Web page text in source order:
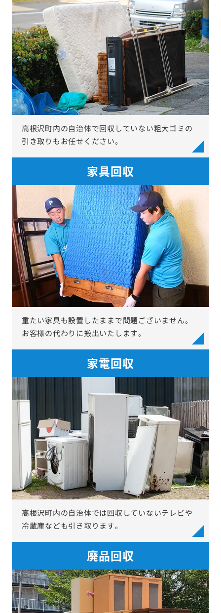
高根沢町内の自治体で回収していない粗大ゴミの
引き取りもお任せください。
家具回収
重たい家具も設置したままで問題ございません。
お客様の代わりに搬出いたします。
家電回収
高根沢町内の自治体では回収していないテレビや
冷蔵庫なども引き取ります。
廃品回収